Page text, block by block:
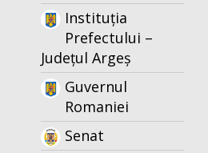
Instituția
Prefectului –
Județul Argeș
Guvernul
Romaniei
Senat